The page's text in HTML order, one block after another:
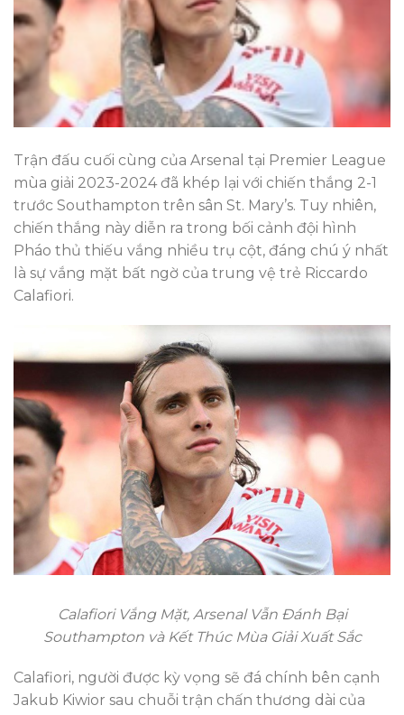
Trận đấu cuối cùng của Arsenal tại Premier League
mùa giải 2023-2024 đã khép lại với chiến thắng 2-1
trước Southampton trên sân St. Mary’s. Tuy nhiên,
chiến thắng này diễn ra trong bối cảnh đội hình
Pháo thủ thiếu vắng nhiều trụ cột, đáng chú ý nhất
là sự vắng mặt bất ngờ của trung vệ trẻ Riccardo
Calafiori.
Calafiori Vắng Mặt, Arsenal Vẫn Đánh Bại
Southampton và Kết Thúc Mùa Giải Xuất Sắc
Calafiori, người được kỳ vọng sẽ đá chính bên cạnh
Jakub Kiwior sau chuỗi trận chấn thương dài của